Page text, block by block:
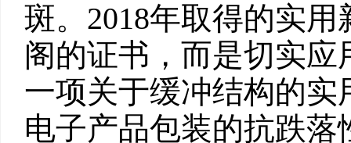
斑。2018年取得的实
阁的证书，而是切实
一项关于缓冲结构的
电子产品包装的抗跌落